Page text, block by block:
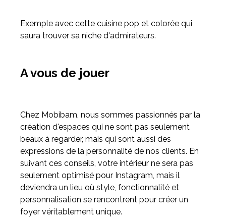
Exemple avec cette cuisine pop et colorée qui
saura trouver sa niche d'admirateurs.
A vous de jouer
Chez Mobibam, nous sommes passionnés par la
création d'espaces qui ne sont pas seulement
beaux à regarder, mais qui sont aussi des
expressions de la personnalité de nos clients. En
suivant ces conseils, votre intérieur ne sera pas
seulement optimisé pour Instagram, mais il
deviendra un lieu où style, fonctionnalité et
personnalisation se rencontrent pour créer un
foyer véritablement unique.